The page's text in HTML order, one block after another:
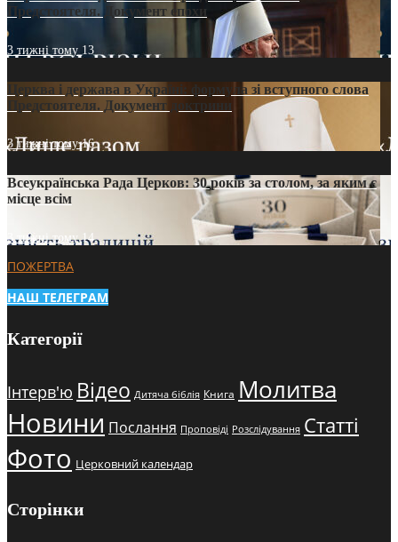
Предстоятеля. Документ епохи
3 тижні тому 13
Церква і держава в Україні: формула зі вступного слова
Предстоятеля. Документ доктрини
3 тижні тому16
Всеукраїнська Рада Церков: 30 років за столом, за яким є
місце всім
3 тижні тому14
ПОЖЕРТВА
НАШ ТЕЛЕГРАМ
Категорії
Інтерв'ю Відео Дитяча біблія Книга Молитва
Новини Послання Проповіді Розслідування Статті
Фото Церковний календар
Сторінки